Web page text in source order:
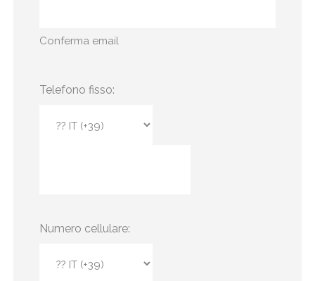
Conferma email
Telefono fisso:
Numero cellulare: